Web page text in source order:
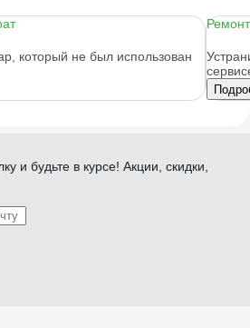
который не был использован
и будьте в курсе! Акции, скидки,